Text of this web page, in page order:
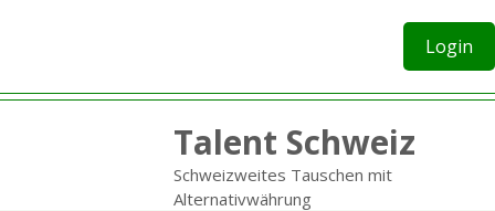
Login
Talent Schweiz
Schweizweites Tauschen mit
Alternativwährung